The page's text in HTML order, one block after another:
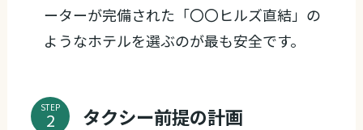
ーターが完備された「〇〇ヒルズ直結」の
ようなホテルを選ぶのが最も安全です。
STEP タクシー前提の計画